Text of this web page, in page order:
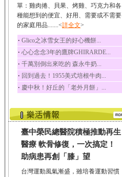
單：雞肉捲、貝果、烤雞、巧克力和各
種能想到的便宜、好用、需要或不需要
的家庭用品.......<詳全文>
‧ Glico之冰雪女王的好心機餅...
‧ 心心念念3年的鷹牌GHIRARDE...
‧ 千萬別倒出來吃的 森永牛奶...
‧ 回到過去！1955美式培根牛肉...
‧ 慶中秋！好丘的「老外月餅」...
臺中榮民總醫院積極推動再生
醫療 軟骨修復，一次搞定！
助病患再創「膝」望
台灣運動風氣漸盛，雖培養運動習慣